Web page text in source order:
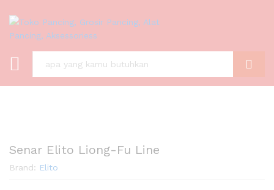
Senar Elito Liong-Fu Line
Brand: Elito